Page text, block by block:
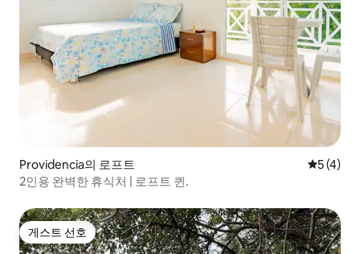
Providencia의 로프트 평점 5점
5 (4)
2인용 완벽한 휴식처 | 로프트 퀸.
게스트 선호
게스트 선호